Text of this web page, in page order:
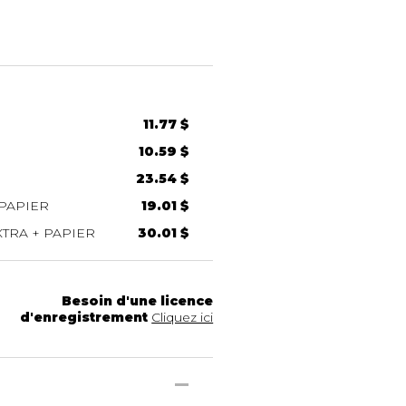
11.77 $
10.59 $
23.54 $
19.01 $
+ PAPIER
30.01 $
Besoin d'une licence
d'enregistrement Cliquez ici